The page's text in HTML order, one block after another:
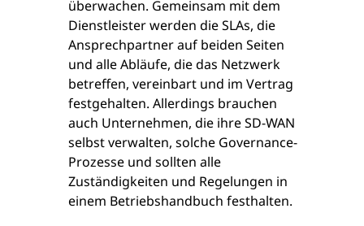
überwachen. Gemeinsam mit dem
Dienstleister werden die SLAs, die
Ansprechpartner auf beiden Seiten
und alle Abläufe, die das Netzwerk
betreffen, vereinbart und im Vertrag
festgehalten. Allerdings brauchen
auch Unternehmen, die ihre SD-WAN
selbst verwalten, solche Governance-
Prozesse und sollten alle
Zuständigkeiten und Regelungen in
einem Betriebshandbuch festhalten.